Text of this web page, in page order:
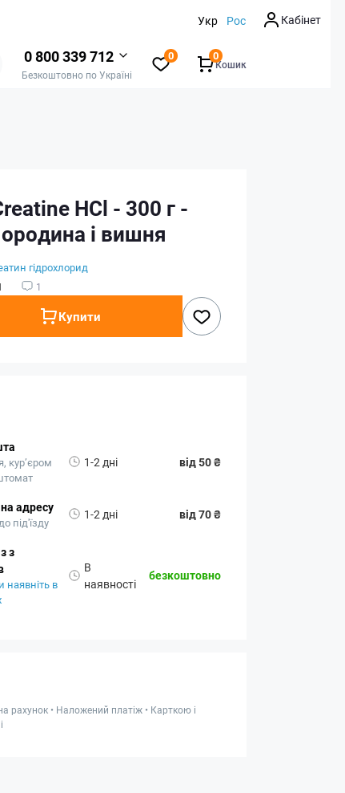
Укр Рос Кабінет
0 800 339 712
Безкоштовно по Україні
0
Кошик
0
HCl - 300 г -
і вишня
гідрохлорид
1
Купити
кур’єром
1-2 дні від 50 ₴
адресу
під'їзду
1-2 дні від 70 ₴
з
наявніть в
В
наявності
безкоштовно
рахунок • Наложений платіж • Карткою і